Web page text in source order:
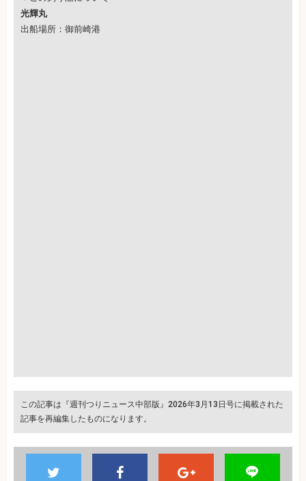
光輝丸
出船場所：御前崎港
この記事は『週刊つりニュース中部版』2026年3月13日号に掲載された
記事を再編集したものになります。